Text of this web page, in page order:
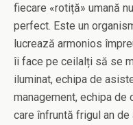
fiecare «rotiță» umană
perfect. Este un
lucrează armonios
îi face pe ceilalți să se
iluminat, echipa de
management, echipa de
care înfruntă frigul an